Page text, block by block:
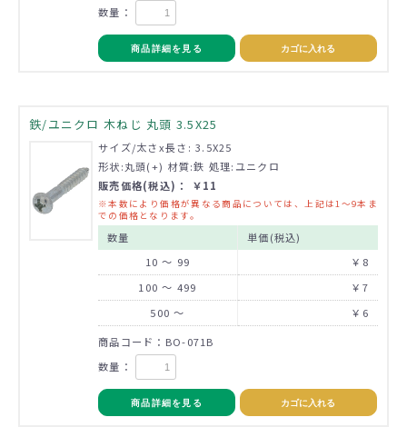
数量：
商品詳細を見る カゴに入れる
鉄/ユニクロ 木ねじ 丸頭 3.5X25
サイズ/太さx長さ: 3.5X25
形状:丸頭(+) 材質:鉄 処理:ユニクロ
販売価格(税込)： ￥11
※本数により価格が異なる商品については、上記は1～9本ま
での価格となります。
数量
単価(税込)
10 ～ 99
￥8
100 ～ 499
￥7
500 ～
￥6
商品コード：BO-071B
数量：
商品詳細を見る カゴに入れる